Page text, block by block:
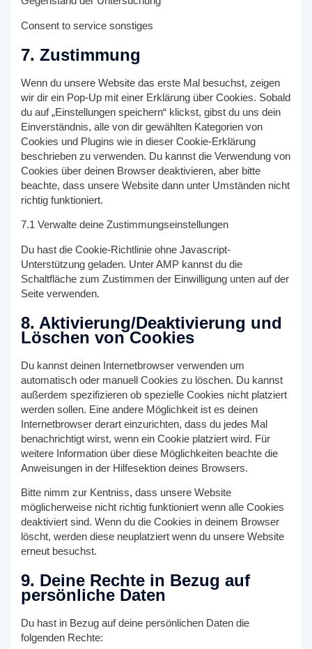
Consent to service sonstiges
7. Zustimmung
Wenn du unsere Website das erste Mal besuchst, zeigen
wir dir ein Pop-Up mit einer Erklärung über Cookies. Sobald
du auf „Einstellungen speichern“ klickst, gibst du uns dein
Einverständnis, alle von dir gewählten Kategorien von
Cookies und Plugins wie in dieser Cookie-Erklärung
beschrieben zu verwenden. Du kannst die Verwendung von
Cookies über deinen Browser deaktivieren, aber bitte
beachte, dass unsere Website dann unter Umständen nicht
richtig funktioniert.
7.1 Verwalte deine Zustimmungseinstellungen
Du hast die Cookie-Richtlinie ohne Javascript-
Unterstützung geladen. Unter AMP kannst du die
Schaltfläche zum Zustimmen der Einwilligung unten auf der
Seite verwenden.
8. Aktivierung/Deaktivierung und
Löschen von Cookies
Du kannst deinen Internetbrowser verwenden um
automatisch oder manuell Cookies zu löschen. Du kannst
außerdem spezifizieren ob spezielle Cookies nicht platziert
werden sollen. Eine andere Möglichkeit ist es deinen
Internetbrowser derart einzurichten, dass du jedes Mal
benachrichtigt wirst, wenn ein Cookie platziert wird. Für
weitere Information über diese Möglichkeiten beachte die
Anweisungen in der Hilfesektion deines Browsers.
Bitte nimm zur Kentniss, dass unsere Website
möglicherweise nicht richtig funktioniert wenn alle Cookies
deaktiviert sind. Wenn du die Cookies in deinem Browser
löscht, werden diese neuplatziert wenn du unsere Website
erneut besuchst.
9. Deine Rechte in Bezug auf
persönliche Daten
Du hast in Bezug auf deine persönlichen Daten die
folgenden Rechte: